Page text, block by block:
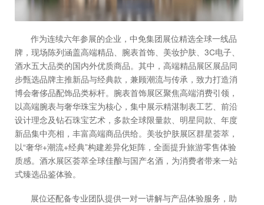
作为连续六年参展的企业，中免集团展位精选全球一线品
牌，现场陈列涵盖高端精品、腕表首饰、美妆护肤、3C电子、
酒水五大品类的国内外优质商品。其中，高端精品展区展品同
步甄选品牌主推新品与经典款，兼顾潮流与传承，致力打造消
博会奢侈品配饰品类标杆。腕表首饰展区聚焦高端消费引领，
以高端腕表与奢华珠宝为核心，集中展示精湛制表工艺、前沿
设计理念及钻石珠宝艺术，多款全球限量款、明星同款、年度
新品集中亮相，丰富高端商品供给。美妆护肤展区群星荟萃，
以“奢华+潮流+经典”构建差异化矩阵，全面提升旅游零售体验
质感。酒水展区荟萃全球佳酿与国产名酒，为消费者带来一站
式臻选品鉴体验。
展位还配备专业团队提供一对一讲解与产品体验服务，助